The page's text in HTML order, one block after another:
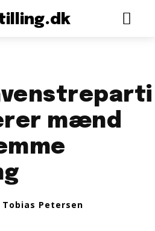
mænd
Tobias Petersen